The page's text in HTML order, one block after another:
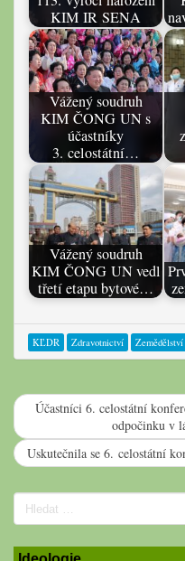
KIM IR SENA
Vážený soudruh
KIM ČONG UN s
účastníky
3. celostátní…
Vážený soudruh
KIM ČONG UN vedl
třetí etapu bytové…
KĽDR Zdravotnictví Zemědělství
Účastníci 6. celostátní
odpočinku v
Uskutečnila se 6. celostátní
Search
for: